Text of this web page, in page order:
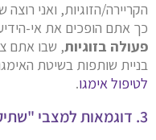
הקריירה/הזוגיות, ואני
כך אתם הופכים את אי-
פעולה בזוגיות, שבו אתם
בניית שותפות בשיטת
לטיפול אימגו.
3. דוגמאות למצבי "שתיקה" הרסניים